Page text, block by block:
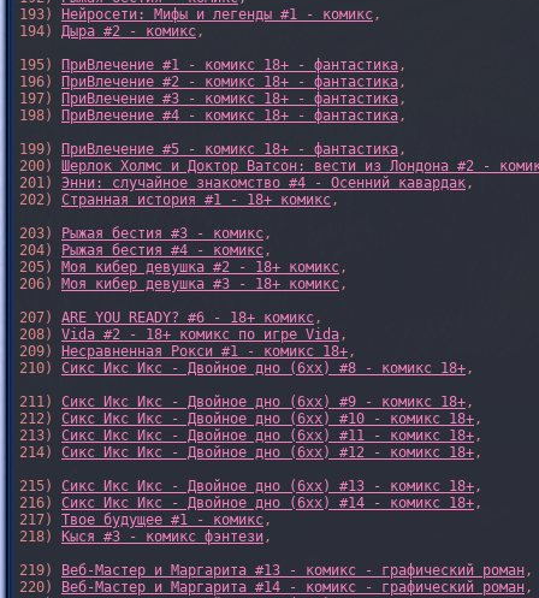
193)
Нейросети: Мифы и легенды #1 - комикс,
194) Дыра #2 - комикс,
195)
ПриВлечение #1 - комикс 18+ - фантастика,
196)
ПриВлечение #2 - комикс 18+ - фантастика,
197)
ПриВлечение #3 - комикс 18+ - фантастика,
198)
ПриВлечение #4 - комикс 18+ - фантастика,
199)
ПриВлечение #5 - комикс 18+ - фантастика,
200) Шерлок Холмс и Доктор Ватсон: вести из Лондона #2 -
201) Энни: случайное знакомство #4 - Осенний кавардак,
202) Странная история #1 - 18+ комикс,
203)
Рыжая бестия #3 - комикс,
204)
Рыжая бестия #4 - комикс,
205) Моя кибер девушка #2 - 18+ комикс,
206) Моя кибер девушка #3 - 18+ комикс,
207) ARE YOU READY? #6 - 18+ комикс,
208) Vida #2 - 18+ комикс по игре Vida,
209)
Несравненная Рокси #1 - комикс 18+,
210) Сикс Икс Икс - Двойное дно (6xx) #8 - комикс 18+,
211) Сикс Икс Икс - Двойное дно (6xx) #9 - комикс 18+,
212) Сикс Икс Икс - Двойное дно (6xx) #10 - комикс 18+,
213) Сикс Икс Икс - Двойное дно (6xx) #11 - комикс 18+,
214) Сикс Икс Икс - Двойное дно (6xx) #12 - комикс 18+,
215) Сикс Икс Икс - Двойное дно (6xx) #13 - комикс 18+,
216) Сикс Икс Икс - Двойное дно (6xx) #14 - комикс 18+,
217) Твое будущее #1 - комикс,
218)
Кыся #3 - комикс фэнтези,
219)
Веб-Мастер и Маргарита #13 - комикс - графический роман,
220)
Веб-Мастер и Маргарита #14 - комикс - графический роман,